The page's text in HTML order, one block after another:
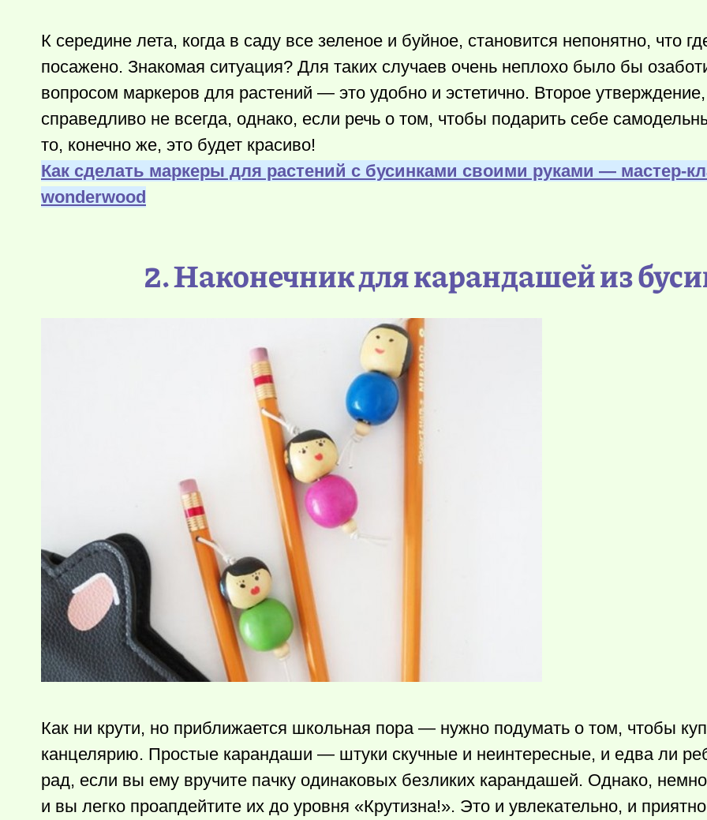
К середине лета, когда в саду все зеленое и буйное, становится непонятно, что
посажено. Знакомая ситуация? Для таких случаев очень неплохо было бы
вопросом маркеров для растений — это удобно и эстетично. Второе
справедливо не всегда, однако, если речь о том, чтобы подарить себе
то, конечно же, это будет красиво!
Как сделать маркеры для растений с бусинками своими руками — мастер-
wonderwood
2. Наконечник для карандашей из
Как ни крути, но приближается школьная пора — нужно подумать о том, чтобы
канцелярию. Простые карандаши — штуки скучные и неинтересные, и едва ли
рад, если вы ему вручите пачку одинаковых безликих карандашей. Однако,
и вы легко проапдейтите их до уровня «Крутизна!». Это и увлекательно, и